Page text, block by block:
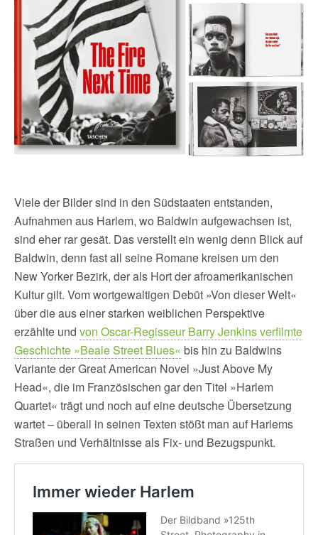
Viele der Bilder sind in den Südstaaten entstanden,
Aufnahmen aus Harlem, wo Baldwin aufgewachsen ist,
sind eher rar gesät. Das verstellt ein wenig denn Blick auf
Baldwin, denn fast all seine Romane kreisen um den
New Yorker Bezirk, der als Hort der afroamerikanischen
Kultur gilt. Vom wortgewaltigen Debüt »Von dieser Welt«
über die aus einer starken weiblichen Perspektive
erzählte und von Oscar-Regisseur Barry Jenkins verfilmte
Geschichte »Beale Street Blues« bis hin zu Baldwins
Variante der Great American Novel »Just Above My
Head«, die im Französischen gar den Titel »Harlem
Quartet« trägt und noch auf eine deutsche Übersetzung
wartet – überall in seinen Texten stößt man auf Harlems
Straßen und Verhältnisse als Fix- und Bezugspunkt.